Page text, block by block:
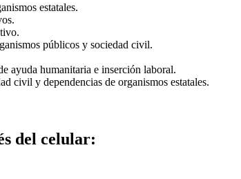
estatales.
públicos y sociedad civil.
ayuda humanitaria e inserción laboral.
civil y dependencias de organismos estatales.
del celular: